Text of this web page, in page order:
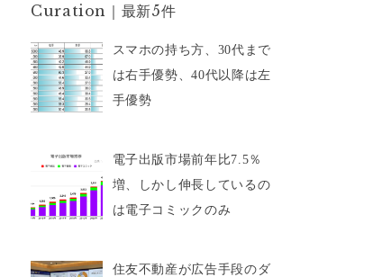
Curation｜最新5件
スマホの持ち方、30代まで
は右手優勢、40代以降は左
手優勢
電子出版市場前年比7.5％
増、しかし伸長しているの
は電子コミックのみ
住友不動産が広告手段のダ